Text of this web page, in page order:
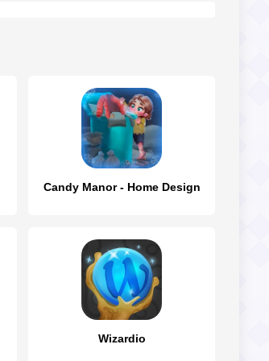
Candy Manor - Home Design
Wizardio